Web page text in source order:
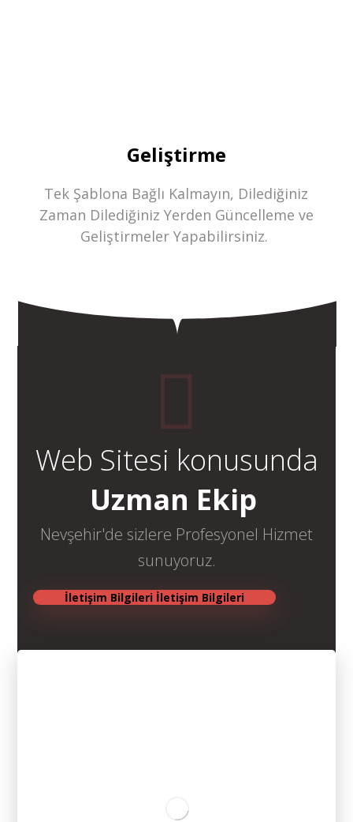
Geliştirme
Tek Şablona Bağlı Kalmayın, Dilediğiniz
Zaman Dilediğiniz Yerden Güncelleme ve
Geliştirmeler Yapabilirsiniz.
Web Sitesi konusunda
Uzman Ekip
Nevşehir'de sizlere Profesyonel Hizmet
sunuyoruz.
İletişim Bilgileri İletişim Bilgileri